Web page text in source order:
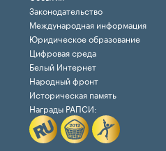
Законодательство
Международная информация
Юридическое образование
Цифровая среда
Белый Интернет
Народный фронт
Историческая память
Награды РАПСИ: